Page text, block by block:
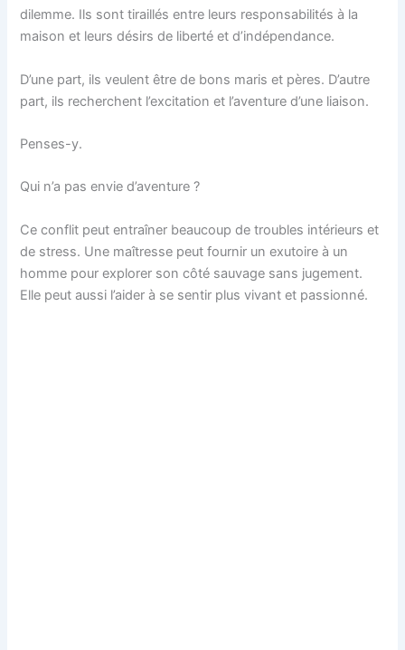
dilemme. Ils sont tiraillés entre leurs responsabilités à la
maison et leurs désirs de liberté et d’indépendance.
D’une part, ils veulent être de bons maris et pères. D’autre
part, ils recherchent l’excitation et l’aventure d’une liaison.
Penses-y.
Qui n’a pas envie d’aventure ?
Ce conflit peut entraîner beaucoup de troubles intérieurs et
de stress. Une maîtresse peut fournir un exutoire à un
homme pour explorer son côté sauvage sans jugement.
Elle peut aussi l’aider à se sentir plus vivant et passionné.